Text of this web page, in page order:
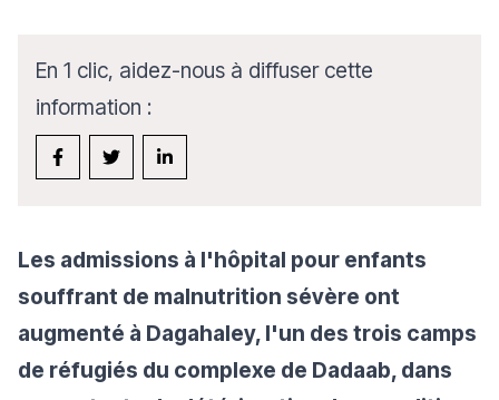
En 1 clic, aidez-nous à diffuser cette
information :
Les admissions à l'hôpital pour enfants
souffrant de malnutrition sévère ont
augmenté à Dagahaley, l'un des trois camps
de réfugiés du complexe de Dadaab, dans